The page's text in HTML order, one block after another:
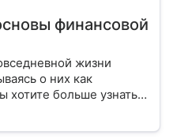
финансовой
жизни
о них как
хотите больше узнать
и его функциях,